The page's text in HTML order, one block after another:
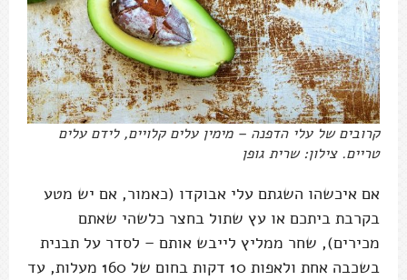
קרובים של עלי הדפנה – מימין עלים קלויים, לידם עלים
טריים. צילון: שרית גופן
אם איכשהו השגתם עלי אבוקדו (כאמור, אם יש מטע
בקרבת ביתכם או עץ שתול בחצר כלשהי שאתם
מכירים), שחר ממליץ לייבש אותם – לסדר על תבנית
בשכבה אחת ולאפות 10 דקות בחום של 160 מעלות, עד